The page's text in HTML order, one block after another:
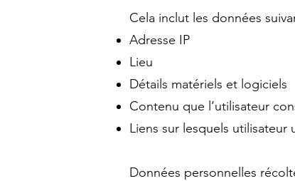
Cela inclut les données
Adresse IP
Lieu
Détails matériels et logiciels
Contenu que l’utilisateur
Liens sur lesquels
Données personnelles